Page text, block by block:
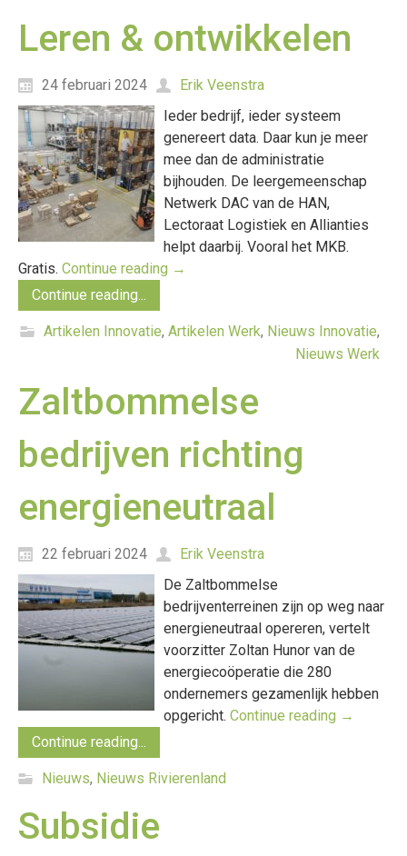
Leren & ontwikkelen
24 februari 2024
Erik Veenstra
Ieder bedrijf, ieder systeem
genereert data. Daar kun je meer
mee dan de administratie
bijhouden. De leergemeenschap
Netwerk DAC van de HAN,
Lectoraat Logistiek en Allianties
helpt daarbij. Vooral het MKB.
Gratis. Continue reading →
Continue reading...
Artikelen Innovatie, Artikelen Werk, Nieuws Innovatie,
Nieuws Werk
Zaltbommelse
bedrijven richting
energieneutraal
22 februari 2024
Erik Veenstra
De Zaltbommelse
bedrijventerreinen zijn op weg naar
energieneutraal opereren, vertelt
voorzitter Zoltan Hunor van de
energiecoöperatie die 280
ondernemers gezamenlijk hebben
opgericht. Continue reading →
Continue reading...
Nieuws, Nieuws Rivierenland
Subsidie